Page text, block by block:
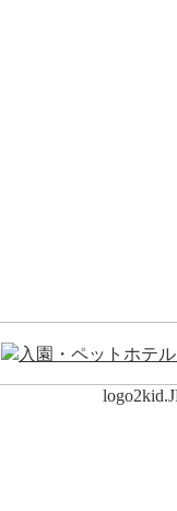
入園・ペットホテ